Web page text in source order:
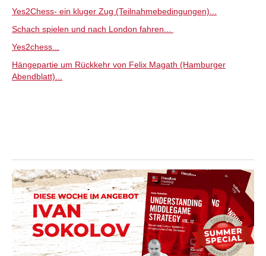
Yes2Chess- ein kluger Zug (Teilnahmebedingungen)...
Schach spielen und nach London fahren...
Yes2chess...
Hängepartie um Rückkehr von Felix Magath (Hamburger
Abendblatt)...